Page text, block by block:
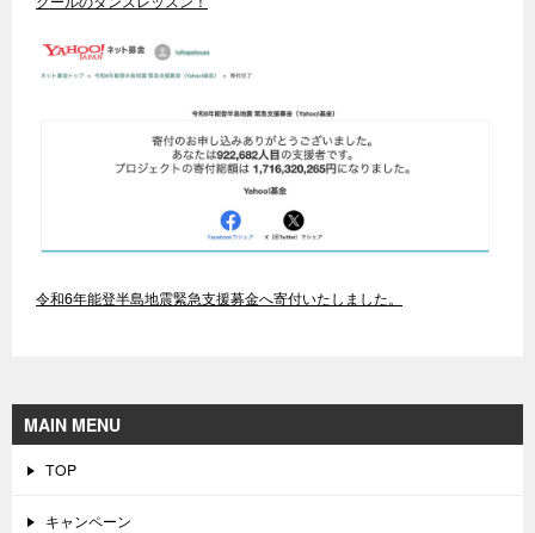
令和6年能登半島地震緊急支援募金へ寄付いたしました。
MAIN MENU
TOP
キャンペーン